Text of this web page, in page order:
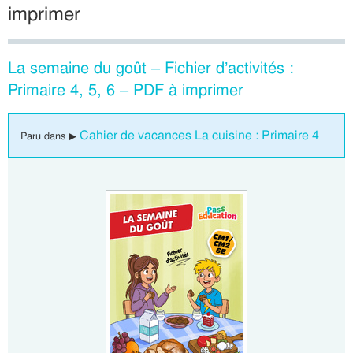
imprimer
La semaine du goût – Fichier d’activités :
Primaire 4, 5, 6 – PDF à imprimer
Paru dans ▶ Cahier de vacances La cuisine : Primaire 4